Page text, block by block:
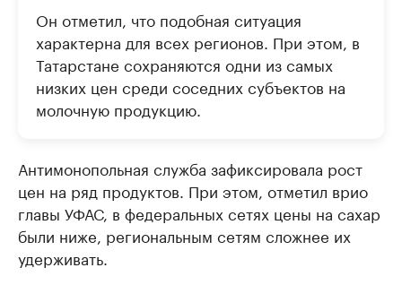
Он отметил, что подобная ситуация
характерна для всех регионов. При этом, в
Татарстане сохраняются одни из самых
низких цен среди соседних субъектов на
молочную продукцию.
Антимонопольная служба зафиксировала рост
цен на ряд продуктов. При этом, отметил врио
главы УФАС, в федеральных сетях цены на сахар
были ниже, региональным сетям сложнее их
удерживать.